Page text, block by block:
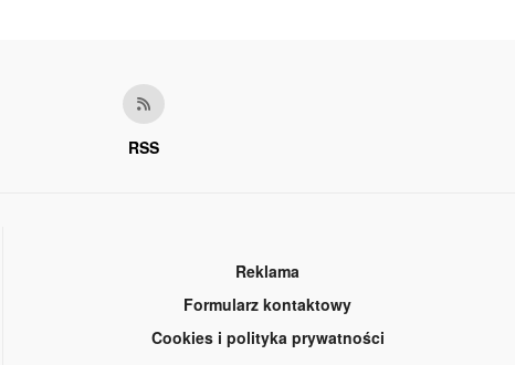
RSS
Reklama
Formularz kontaktowy
Cookies i polityka prywatności